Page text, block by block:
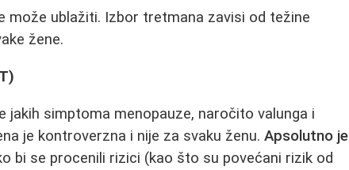
može ublažiti. Izbor tretmana zavisi od težine
žene.
jakih simptoma menopauze, naročito valunga i
je kontroverzna i nije za svaku ženu.Apsolutno je
bi se procenili rizici (kao što su povećani rizik od